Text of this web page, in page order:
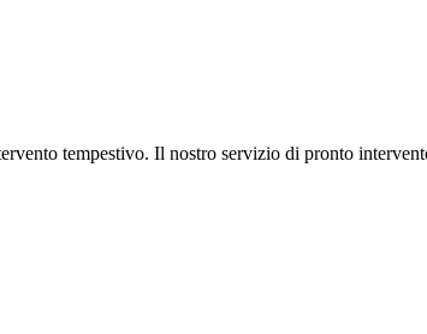
tempestivo. Il nostro servizio di pronto